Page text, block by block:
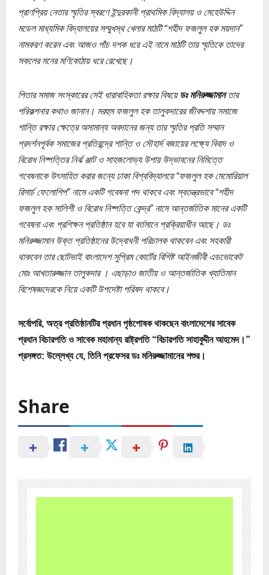
প্রাণপ্রিয় নেতার স্মৃতির স্বরণে ইন্দুরকানী প্রাথমিক বিদ্যালয় ও মেহেউদ্দিন
মডেল মাধ্যমিক বিদ্যালয়ের সম্মুখস্থ খেলার মাঠটি “শহীদ ফজলুল হক ময়দান”
নামকরণ করেন এবং আজও পাঁচ দশক ধরে এই নামে মাঠটি তার স্মৃতিকে তাদের
সকলের মনের মণিকোঠায় ধরে রেখেছে।
পিতার সমাজ সংস্কারের সেই ধারাবাহিকতা রক্ষার বিষয়ে ডঃ মনিরুজ্জামান তার
পরিকল্পনার কথাও জানান। মরহুম ফজলুল হক তালুকদারের জীবদ্দশায় সমাজে
শান্তি রক্ষার ক্ষেত্রে অসামান্য অবদানের জন্য তার স্মৃতির প্রতি সম্মান
প্রদর্শনপূর্বক সমাজের প্রতিরন্দ্রে শান্তি ও সৌহার্দ বজায়ের লক্ষ্যে বিবাদ ও
বিরোধ নিষ্পত্তির নির্ঝ ঞ্জাট ও সাহজলোভ্য উপায় উদ্ভাবনের নিমিত্তে
গবেষনাকে উৎসাহিত করার জন্যে ঢাকা বিশ্ববিদ্যালয়ে “ফজলুল হক মেমোরিয়াল
রিসার্চ ফেলোশিপ” নামে একটি গবেষনা পদ থাকবে এবং স্বতন্ত্রভাবে “শহীদ
ফজলুল হক সালিশী ও বিরোধ নিষ্পত্তি কেন্দ্র” নামে আন্তৰ্জাতিক মানের একটি
গবেষনা এবং প্রশিক্ষন প্রতিষ্ঠান হবে যা বর্তমানে প্রক্রিয়াধীন আছে। ডঃ
মনিরুজ্জামান উক্ত প্রতিষ্ঠানের উদ্বোধনী পরিচালক থাকবেন এবং সহকারী
থাকবেন তার ছোটভাই বাংলাদেশ সুপ্রিম কোর্টের বিশিষ্ট আইনজীবী এডভোকেট
মোঃ আখতারুজ্জান তালুকদার । এছাড়াও জাতীয় ও আন্তৰ্জাতিক খ্যাতিমান
বিশেষজ্ঞদেরকে নিয়ে একটি উপদেষ্টা পরিষদ থাকবে।
সর্বোপরি, অত্র প্রতিষ্ঠানটির প্রধান পৃষ্ঠপোষক থাকছেন বাংলাদেশের সাবেক
প্রধান বিচারপতি ও সাবেক মহামান্য রাষ্ট্রপতি “বিচারপতি সাহাবুদ্দীন আহমেদ।”
প্রসঙ্গত: উল্লেখ্য যে, তিনি প্রফেসর ডঃ মনিরুজ্জামানের শশুর।
Share